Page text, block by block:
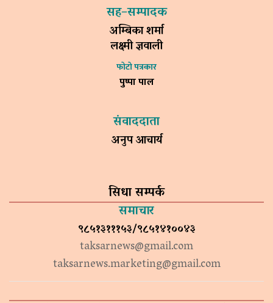
सह–सम्पादक
अम्बिका शर्मा
लक्ष्मी ज्ञवाली
फोटो पत्रकार
पुष्पा पाल
संवाददाता
अनुप आचार्य
सिधा सम्पर्क
समाचार
९८५१३१११५३/९८५१४१००४३
taksarnews@gmail.com
taksarnews.marketing@gmail.com